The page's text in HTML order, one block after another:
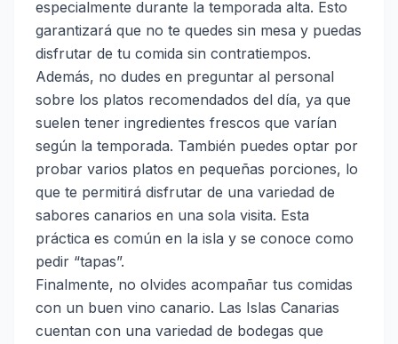
especialmente durante la temporada alta. Esto
garantizará que no te quedes sin mesa y puedas
disfrutar de tu comida sin contratiempos.
Además, no dudes en preguntar al personal
sobre los platos recomendados del día, ya que
suelen tener ingredientes frescos que varían
según la temporada. También puedes optar por
probar varios platos en pequeñas porciones, lo
que te permitirá disfrutar de una variedad de
sabores canarios en una sola visita. Esta
práctica es común en la isla y se conoce como
pedir “tapas”.
Finalmente, no olvides acompañar tus comidas
con un buen vino canario. Las Islas Canarias
cuentan con una variedad de bodegas que